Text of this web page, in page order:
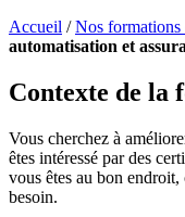
Accueil /Nos formations
automatisation et
Contexte de la
Vous cherchez à
êtes intéressé par des
vous êtes au bon
besoin.